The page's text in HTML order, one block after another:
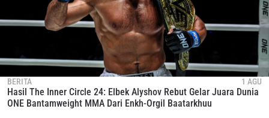
BERITA 1 AGU
Hasil The Inner Circle 24: Elbek Alyshov Rebut Gelar Juara Dunia
ONE Bantamweight MMA Dari Enkh-Orgil Baatarkhuu